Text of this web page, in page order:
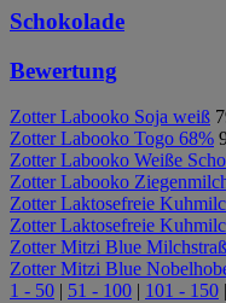
Schokolade
Bewertung
Zotter Labooko Soja weiß
Zotter Labooko Togo 68%
Zotter Labooko Weiße
Zotter Labooko
Zotter Laktosefreie
Zotter Laktosefreie
Zotter Mitzi Blue
Zotter Mitzi Blue
1 - 50 | 51 - 100 | 101 - 150 |